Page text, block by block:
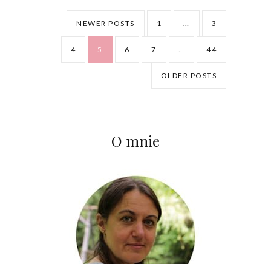
NEWER POSTS 1 … 3
4 5 6 7 … 44
OLDER POSTS
O mnie